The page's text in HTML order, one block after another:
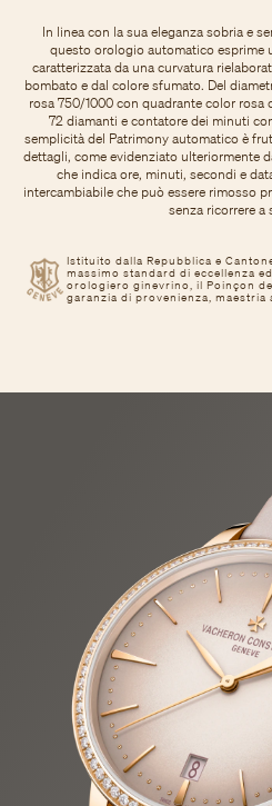
Istituito dalla Repubblica e
massimo standard di eccellenza
orologiero ginevrino, il Poinçon
garanzia di provenienza, maestria
In linea con la sua eleganza sobria e
questo orologio automatico esprime
caratterizzata da una curvatura
bombato e dal colore sfumato. Del
rosa 750/1000 con quadrante color
72 diamanti e contatore dei minuti
semplicità del Patrimony automatico è
dettagli, come evidenziato ulteriormente
che indica ore, minuti, secondi e
intercambiabile che può essere rimosso
senza ricorrere a